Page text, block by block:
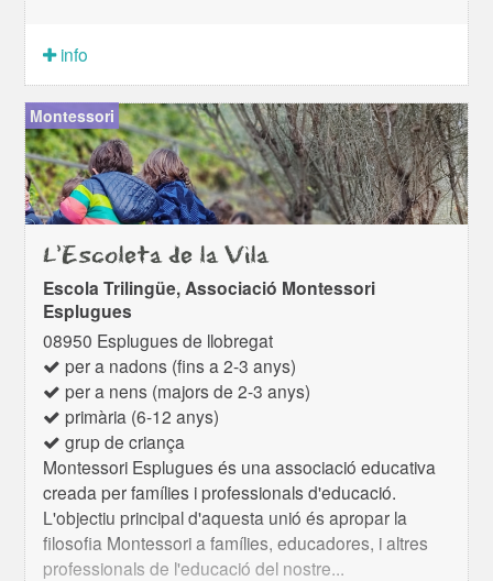
info
Montessori
L'Escoleta de la Vila
Escola Trilingüe, Associació Montessori
Esplugues
08950 Esplugues de llobregat
per a nadons (fins a 2-3 anys)
per a nens (majors de 2-3 anys)
primària (6-12 anys)
grup de criança
Montessori Esplugues és una associació educativa
creada per famílies i professionals d'educació.
L'objectiu principal d'aquesta unió és apropar la
filosofia Montessori a famílies, educadores, i altres
professionals de l'educació del nostre...